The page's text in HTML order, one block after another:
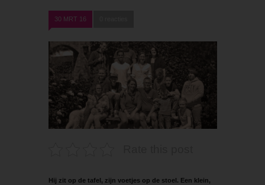
30 MRT 16
Hij zit op de tafel, zijn voetjes op de stoel. Een klein,